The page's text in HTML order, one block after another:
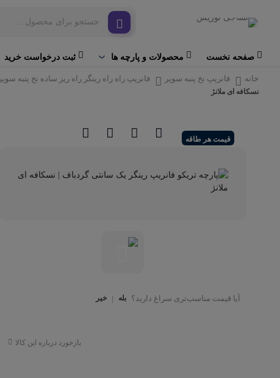
صفحه نخست محصولات و پارچه ها ثبت درخواست خرید
خانه فانریپ نخ پنبه سوپر فانریپ راه راه رینگر راه ریز ساده نخ پنبه سوپر
نسکافه ای ملانژ
قیمت هر طاقه
آیا قیمت مناسب‌تری سراغ دارید؟ بله | خیر
بازخورد درباره این کالا